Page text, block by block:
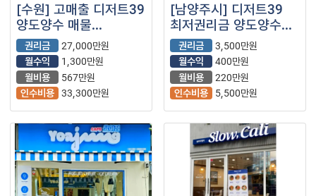
[수원] 고매출 디저트39
양도양수 매물
(프랜차이즈/저가커피/
카페/디39)
권리금
27,000만원
월수익
1,300만원
월비용
567만원
인수비용 33,300만원
[남양주시] 디저트39
최저권리금 양도양수
소자본창업
(프랜차이즈/카페/
디39)
권리금
3,500만원
월수익
400만원
월비용
220만원
인수비용
5,500만원